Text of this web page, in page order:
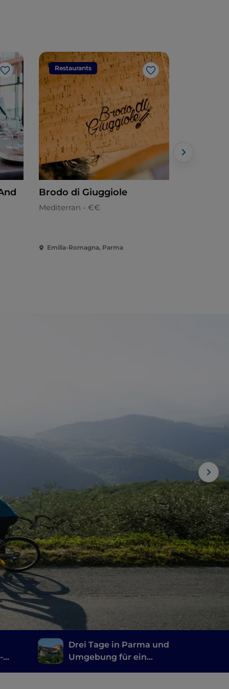
Like
Restaurants
Like
Brodo di Giuggiole
Mediterran - €€
Emilia-Romagna, Parma
Drei Tage in Parma und
Umgebung für ein